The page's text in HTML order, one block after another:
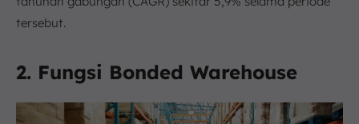
tersebut.
2. Fungsi Bonded Warehouse